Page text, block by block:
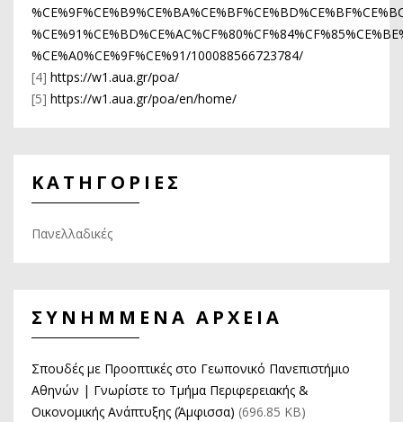
%CE%A0%CE%9F%CE%91/100088566723784/
[4] https://w1.aua.gr/poa/
[5] https://w1.aua.gr/poa/en/home/
ΚΑΤΗΓΟΡΙΕΣ
Πανελλαδικές
ΣΥΝΗΜΜΕΝΑ ΑΡΧΕΙΑ
Σπουδές με Προοπτικές στο Γεωπονικό Πανεπιστήμιο
Αθηνών | Γνωρίστε το Τμήμα Περιφερειακής &
Οικονομικής Ανάπτυξης (Άμφισσα) (696.85 KB)